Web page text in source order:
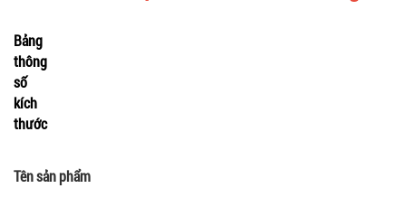
Bảng
thông
số
kích
thước
Tên sản phẩm